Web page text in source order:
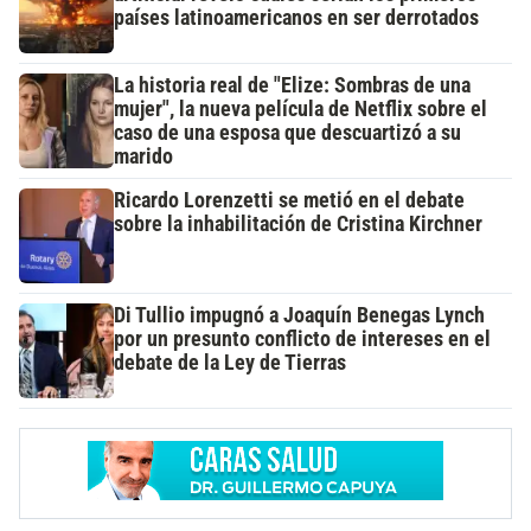
países latinoamericanos en ser derrotados
La historia real de "Elize: Sombras de una
mujer", la nueva película de Netflix sobre el
caso de una esposa que descuartizó a su
marido
Ricardo Lorenzetti se metió en el debate
sobre la inhabilitación de Cristina Kirchner
Di Tullio impugnó a Joaquín Benegas Lynch
por un presunto conflicto de intereses en el
debate de la Ley de Tierras